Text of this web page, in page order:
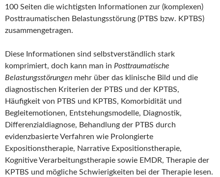
100 Seiten die wichtigsten Informationen zur (komplexen)
Posttraumatischen Belastungsstörung (PTBS bzw. KPTBS)
zusammengetragen.
Diese Informationen sind selbstverständlich stark
komprimiert, doch kann man in Posttraumatische
Belastungsstörungen mehr über das klinische Bild und die
diagnostischen Kriterien der PTBS und der KPTBS,
Häufigkeit von PTBS und KPTBS, Komorbidität und
Begleitemotionen, Entstehungsmodelle, Diagnostik,
Differenzialdiagnose, Behandlung der PTBS durch
evidenzbasierte Verfahren wie Prolongierte
Expositionstherapie, Narrative Expositionstherapie,
Kognitive Verarbeitungstherapie sowie EMDR, Therapie der
KPTBS und mögliche Schwierigkeiten bei der Therapie lesen.